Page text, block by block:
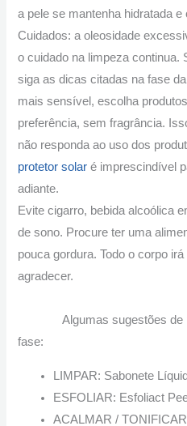
a pele se mantenha hidratada
Cuidados: a oleosidade
o cuidado na limpeza continua.
siga as dicas citadas na fase
mais sensível, escolha
preferência, sem fragrância.
não responda ao uso dos
protetor solaré imprescindível
adiante.
Evite cigarro, bebida alcoólica
de sono. Procure ter uma
pouca gordura. Todo o corpo irá
Algumas sugestões de
fase:
LIMPAR: Sabonete
ESFOLIAR: Esfoliact
ACALMAR /